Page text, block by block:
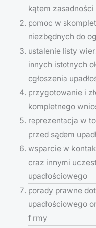
kątem zasadności
pomoc w
niezbędnych do
ustalenie listy
innych istotnych
ogłoszenia
przygotowanie i
kompletnego
reprezentacja w
przed sądem
wsparcie w
oraz innymi
upadłościowego
porady prawne
upadłościowego
firmy